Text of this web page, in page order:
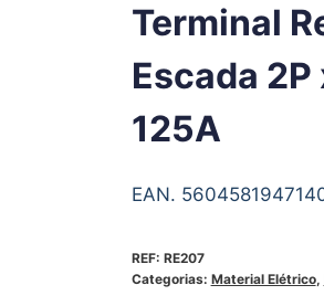
Terminal
Escada
125A
EAN.
REF: RE207
Categorias: Material Elétrico,